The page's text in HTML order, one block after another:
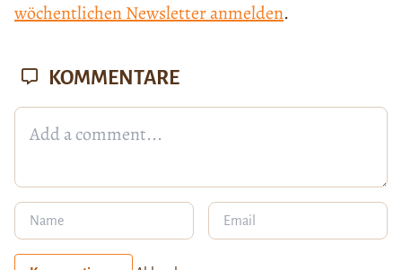
wöchentlichen Newsletter anmelden.
KOMMENTARE